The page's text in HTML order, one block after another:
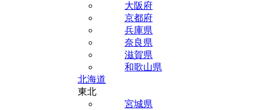
大阪府
京都府
兵庫県
奈良県
滋賀県
和歌山県
北海道
東北
宮城県